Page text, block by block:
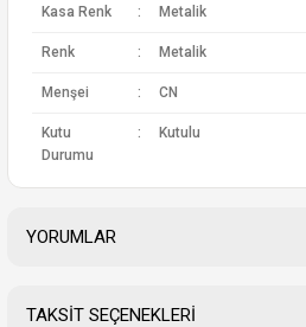
Kasa Renk : Metalik
Renk : Metalik
Menşei : CN
Kutu
Durumu
: Kutulu
YORUMLAR
TAKSİT SEÇENEKLERİ